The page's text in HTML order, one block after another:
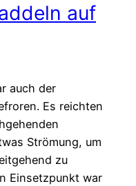
auf
auch der
Es reichten
Strömung, um
zu
Einsetzpunkt war